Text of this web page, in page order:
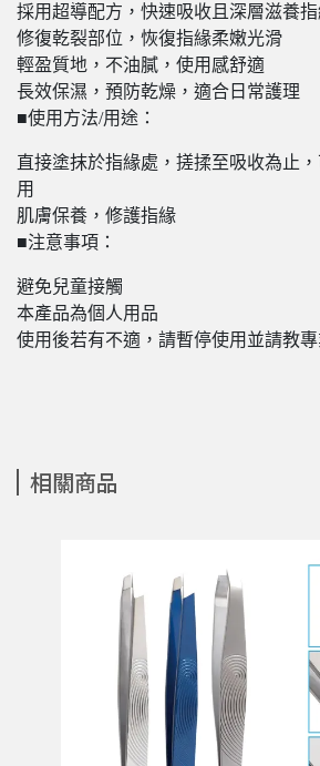
採用超導配方，快速吸收且深層滋養
修復乾裂部位，恢復指緣柔嫩光滑
輕盈質地，不油膩，使用感舒適
長效保濕，預防乾燥，適合日常護理
■使用方法/用途：
直接塗抹於指緣處，搓揉至吸收為止
用
肌膚保養，修護指緣
■注意事項：
避免兒童接觸
本產品為個人用品
使用後若有不適，請暫停使用並請教
相關商品